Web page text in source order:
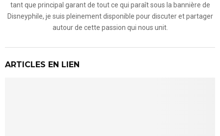
tant que principal garant de tout ce qui paraît sous la bannière de
Disneyphile, je suis pleinement disponible pour discuter et partager
autour de cette passion qui nous unit.
ARTICLES EN LIEN